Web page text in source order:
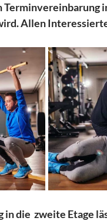
Terminvereinbarung
Allen
in die  zweite Etage